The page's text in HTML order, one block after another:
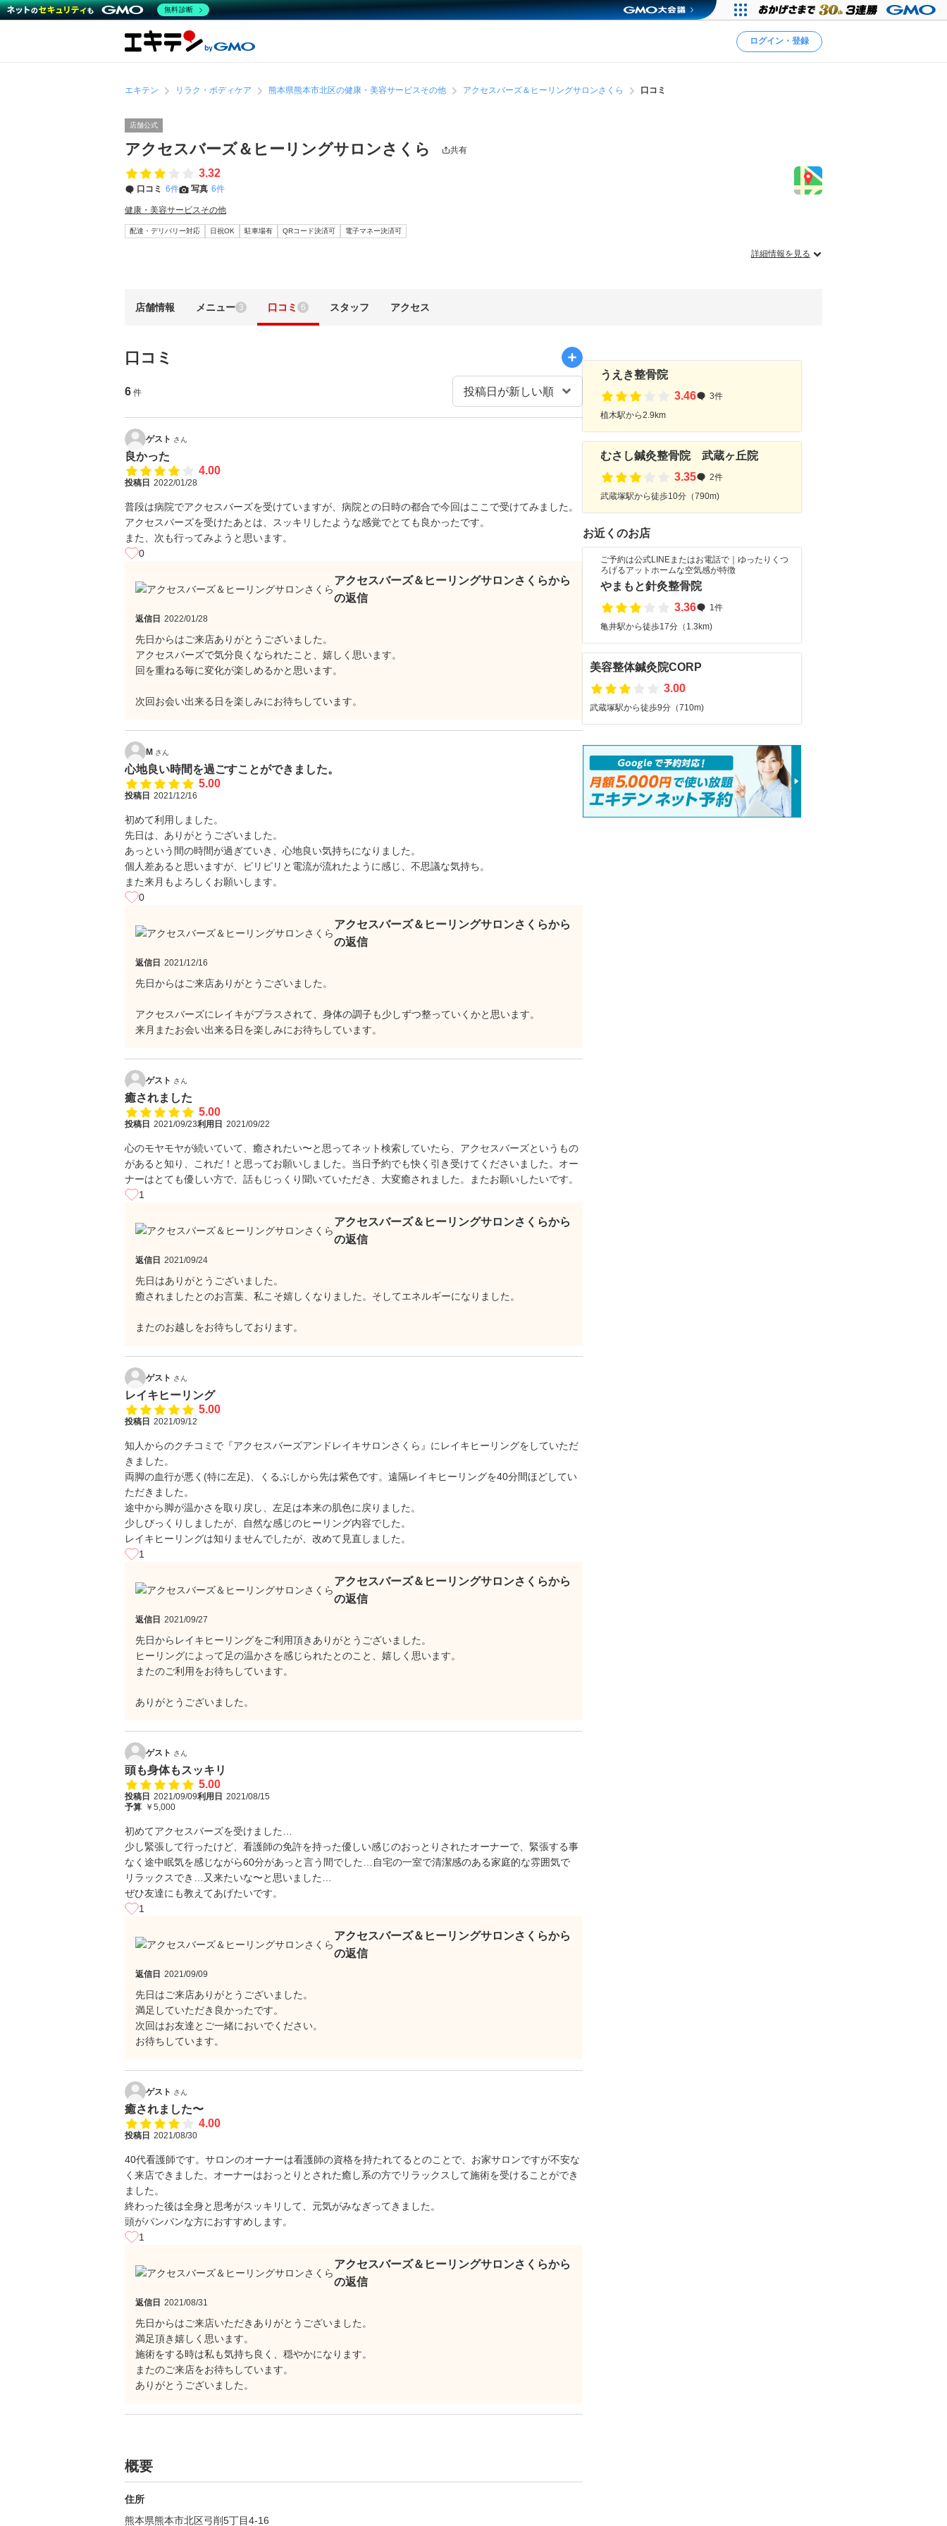
ログイン・登録
エキテン リラク・ボディケア 熊本県熊本市北区の健康・美容サービスその他 アクセスバーズ＆ヒーリングサロンさくら 口コミ
店舗公式
アクセスバーズ＆ヒーリングサロンさくら 共有
3.32
口コミ 6件 写真 6件
健康・美容サービスその他
配達・デリバリー対応 日祝OK 駐車場有 QRコード決済可 電子マネー決済可
詳細情報を見る
店舗情報 メニュー 3 口コミ 6 スタッフ アクセス
口コミ
6 件
ゲスト さん
良かった
4.00
投稿日 2022/01/28
普段は病院でアクセスバーズを受けていますが、病院との日時の都合で今回はここで受けてみました。
アクセスバーズを受けたあとは、スッキリしたような感覚でとても良かったです。
また、次も行ってみようと思います。
0
アクセスバーズ＆ヒーリングサロンさくらから
の返信
返信日 2022/01/28
先日からはご来店ありがとうございました。
アクセスバーズで気分良くなられたこと、嬉しく思います。
回を重ねる毎に変化が楽しめるかと思います。
次回お会い出来る日を楽しみにお待ちしています。
M さん
心地良い時間を過ごすことができました。
5.00
投稿日 2021/12/16
初めて利用しました。
先日は、ありがとうございました。
あっという間の時間が過ぎていき、心地良い気持ちになりました。
個人差あると思いますが、ピリピリと電流が流れたように感じ、不思議な気持ち。
また来月もよろしくお願いします。
0
アクセスバーズ＆ヒーリングサロンさくらから
の返信
返信日 2021/12/16
先日からはご来店ありがとうございました。
アクセスバーズにレイキがプラスされて、身体の調子も少しずつ整っていくかと思います。
来月またお会い出来る日を楽しみにお待ちしています。
ゲスト さん
癒されました
5.00
投稿日 2021/09/23利用日 2021/09/22
心のモヤモヤが続いていて、癒されたい〜と思ってネット検索していたら、アクセスバーズというもの
があると知り、これだ！と思ってお願いしました。当日予約でも快く引き受けてくださいました。オー
ナーはとても優しい方で、話もじっくり聞いていただき、大変癒されました。またお願いしたいです。
1
アクセスバーズ＆ヒーリングサロンさくらから
の返信
返信日 2021/09/24
先日はありがとうございました。
癒されましたとのお言葉、私こそ嬉しくなりました。そしてエネルギーになりました。
またのお越しをお待ちしております。
ゲスト さん
レイキヒーリング
5.00
投稿日 2021/09/12
知人からのクチコミで『アクセスバーズアンドレイキサロンさくら』にレイキヒーリングをしていただ
きました。
両脚の血行が悪く(特に左足)、くるぶしから先は紫色です。遠隔レイキヒーリングを40分間ほどしてい
ただきました。
途中から脚が温かさを取り戻し、左足は本来の肌色に戻りました。
少しびっくりしましたが、自然な感じのヒーリング内容でした。
レイキヒーリングは知りませんでしたが、改めて見直しました。
1
アクセスバーズ＆ヒーリングサロンさくらから
の返信
返信日 2021/09/27
先日からレイキヒーリングをご利用頂きありがとうございました。
ヒーリングによって足の温かさを感じられたとのこと、嬉しく思います。
またのご利用をお待ちしています。
ありがとうございました。
ゲスト さん
頭も身体もスッキリ
5.00
投稿日 2021/09/09利用日 2021/08/15
予算 ￥5,000
初めてアクセスバーズを受けました…
少し緊張して行ったけど、看護師の免許を持った優しい感じのおっとりされたオーナーで、緊張する事
なく途中眠気を感じながら60分があっと言う間でした…自宅の一室で清潔感のある家庭的な雰囲気で
リラックスでき…又来たいな〜と思いました…
ぜひ友達にも教えてあげたいです。
1
アクセスバーズ＆ヒーリングサロンさくらから
の返信
返信日 2021/09/09
先日はご来店ありがとうございました。
満足していただき良かったです。
次回はお友達とご一緒においでください。
お待ちしています。
ゲスト さん
癒されました〜
4.00
投稿日 2021/08/30
40代看護師です。サロンのオーナーは看護師の資格を持たれてるとのことで、お家サロンですが不安な
く来店できました。オーナーはおっとりとされた癒し系の方でリラックスして施術を受けることができ
ました。
終わった後は全身と思考がスッキリして、元気がみなぎってきました。
頭がパンパンな方におすすめします。
1
アクセスバーズ＆ヒーリングサロンさくらから
の返信
返信日 2021/08/31
先日からはご来店いただきありがとうございました。
満足頂き嬉しく思います。
施術をする時は私も気持ち良く、穏やかになります。
またのご来店をお待ちしています。
ありがとうございました。
概要
住所
熊本県熊本市北区弓削5丁目4-16
うえき整骨院
3.46
3件
植木駅から2.9km
むさし鍼灸整骨院 武蔵ヶ丘院
3.35
2件
武蔵塚駅から徒歩10分（790m)
お近くのお店
ご予約は公式LINEまたはお電話で｜ゆったりくつ
ろげるアットホームな空気感が特徴
やまもと針灸整骨院
3.36
1件
亀井駅から徒歩17分（1.3km)
美容整体鍼灸院CORP
3.00
武蔵塚駅から徒歩9分（710m)
無料診断